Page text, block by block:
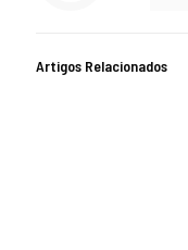
Artigos Relacionados